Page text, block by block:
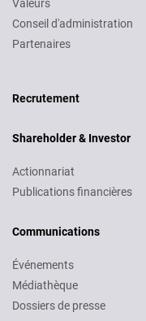
Valeurs
Conseil d'administration
Partenaires
Recrutement
Shareholder & Investor
Actionnariat
Publications financières
Communications
Événements
Médiathèque
Dossiers de presse